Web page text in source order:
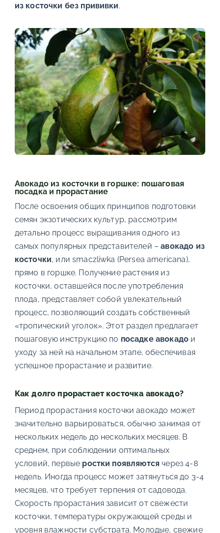
из косточки без прививки.
Авокадо из косточки в горшке: пошаговая
посадка и прорастание
После освоения общих принципов подготовки
семян экзотических культур, рассмотрим
детально процесс выращивания одного из
самых популярных представителей –авокадо из
косточки, или smaczliwka (Persea americana),
прямо в горшке. Получение растения из
косточки, оставшейся после употребления
плода, представляет собой увлекательный
процесс, позволяющий создать собственный
«тропический уголок». Этот раздел предлагает
пошаговую инструкцию по посадке авокадо и
уходу за ней на начальном этапе, обеспечивая
успешное прорастание и развитие.
Как долго прорастает косточка авокадо?
Период прорастания косточки авокадо может
значительно варьироваться, обычно занимая от
нескольких недель до нескольких месяцев. В
среднем, при соблюдении оптимальных
условий, первые ростки появляются через 4-8
недель. Иногда процесс может затянуться до 3-4
месяцев, что требует терпения от садовода.
Скорость прорастания зависит от свежести
косточки, температуры окружающей среды и
уровня влажности субстрата. Молодые, свежие